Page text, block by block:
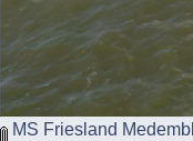
MS Friesland